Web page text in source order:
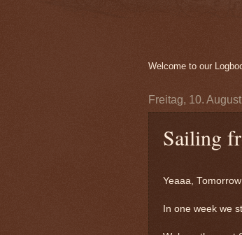
Welcome to our
Freitag, 10.
Sailing
Yeaaa,
In one week we